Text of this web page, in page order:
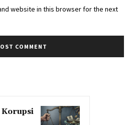
website in this browser for the next
Korupsi